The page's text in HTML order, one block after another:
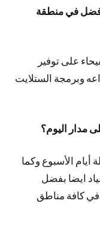
في منطقة
على توفير
وبرمجة الستلايت
مدار اليوم؟
24 ساعة وطيلة أيام الأسبوع وكما
ايضا بفضل
في كافة مناطق